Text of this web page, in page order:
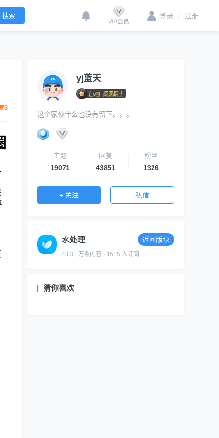
登录 / 注册
yj蓝天
这个家伙什么也没有留下。。。
主题
19071
回复
43851
粉丝
1326
+ 关注 私信
水处理 返回版块
43.31 万条内容 · 1515 人订阅
猜你喜欢